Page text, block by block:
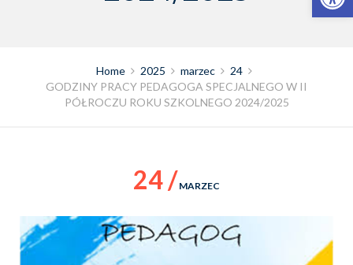
Home 2025 marzec
24
GODZINY PRACY PEDAGOGA SPECJALNEGO W II
PÓŁROCZU ROKU SZKOLNEGO 2024/2025
24 / MARZEC